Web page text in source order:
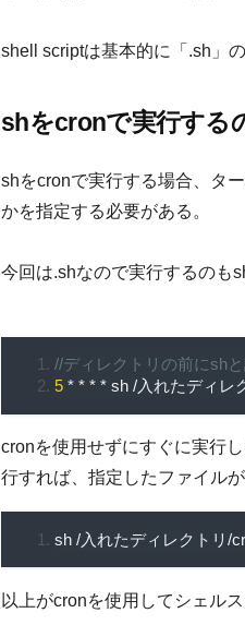
shell scriptは基本的に「.sh」
shをcronで実行する
shをcronで実行する場合、タ
かを指定する必要がある。
今回は.shなので実行するのも
//ディレクトリの前にshと
5 * * * * sh /入れたディレ
cronを使用せずにすぐに実行
行すれば、指定したファイル
sh /入れたディレクトリ/
以上がcronを使用してシェル